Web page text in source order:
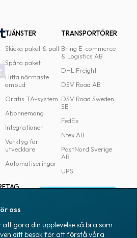
TJÄNSTER
Skicka paket & pall
Spåra paket
Hitta närmaste
ombud
Gratis TA-system
Abonnemang
Integrationer
Verktyg för
utvecklare
Automatiseringar
TRANSPORTÖRER
Bring E-commerce
& Logistics AB
DHL Freight
DSV Road AB
DSV Road Sweden
SE
FedEx
Ntex AB
PostNord Sverige
AB
UPS
Skapa konto
oss
göra din upplevelse så bra som
ditt besök för att förstå våra